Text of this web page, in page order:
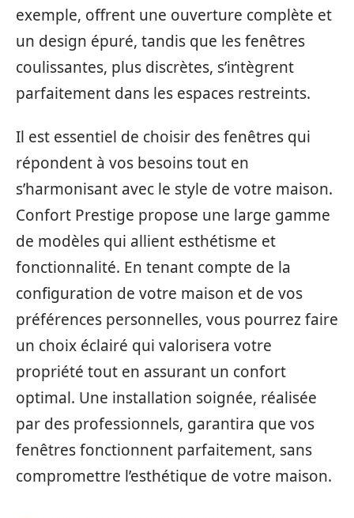
exemple, offrent une ouverture complète et
un design épuré, tandis que les fenêtres
coulissantes, plus discrètes, s’intègrent
parfaitement dans les espaces restreints.
Il est essentiel de choisir des fenêtres qui
répondent à vos besoins tout en
s’harmonisant avec le style de votre maison.
Confort Prestige propose une large gamme
de modèles qui allient esthétisme et
fonctionnalité. En tenant compte de la
configuration de votre maison et de vos
préférences personnelles, vous pourrez faire
un choix éclairé qui valorisera votre
propriété tout en assurant un confort
optimal. Une installation soignée, réalisée
par des professionnels, garantira que vos
fenêtres fonctionnent parfaitement, sans
compromettre l’esthétique de votre maison.